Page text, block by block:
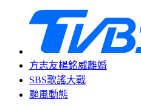
方志友楊銘威離婚
SBS歌謠大戰
颱風動態